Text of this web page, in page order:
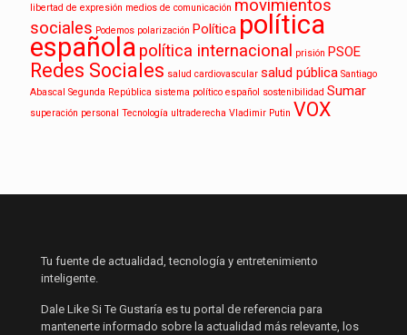
libertad de expresión medios de comunicación movimientos
sociales Podemos polarización Política política
española política internacional prisión PSOE
Redes Sociales salud cardiovascular salud pública Santiago
Abascal Segunda República sistema político español sostenibilidad Sumar
superación personal Tecnología ultraderecha Vladimir Putin VOX
Tu fuente de actualidad, tecnología y entretenimiento
inteligente.
Dale Like Si Te Gustaría es tu portal de referencia para
mantenerte informado sobre la actualidad más relevante, los